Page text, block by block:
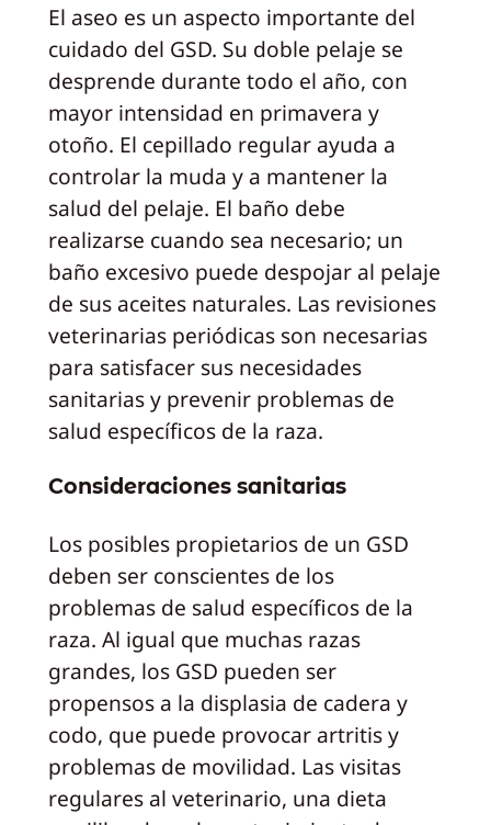
El aseo es un aspecto importante del
cuidado del GSD. Su doble pelaje se
desprende durante todo el año, con
mayor intensidad en primavera y
otoño. El cepillado regular ayuda a
controlar la muda y a mantener la
salud del pelaje. El baño debe
realizarse cuando sea necesario; un
baño excesivo puede despojar al pelaje
de sus aceites naturales. Las revisiones
veterinarias periódicas son necesarias
para satisfacer sus necesidades
sanitarias y prevenir problemas de
salud específicos de la raza.
Consideraciones sanitarias
Los posibles propietarios de un GSD
deben ser conscientes de los
problemas de salud específicos de la
raza. Al igual que muchas razas
grandes, los GSD pueden ser
propensos a la displasia de cadera y
codo, que puede provocar artritis y
problemas de movilidad. Las visitas
regulares al veterinario, una dieta